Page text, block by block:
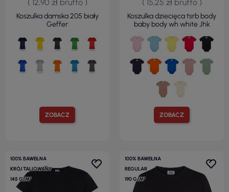
ZOBACZ
( 12,90 zł brutto )
Koszulka damska 205 biały
Geffer
ZOBACZ
( 15,25 zł brutto )
Koszulka dziecięca tsrb body
baby body wh white Jhk
100% BAWEŁNA
KRÓJ TALIOWANY
145 G/M²
100% BAWEŁNA
REGULAR
190 G/M²